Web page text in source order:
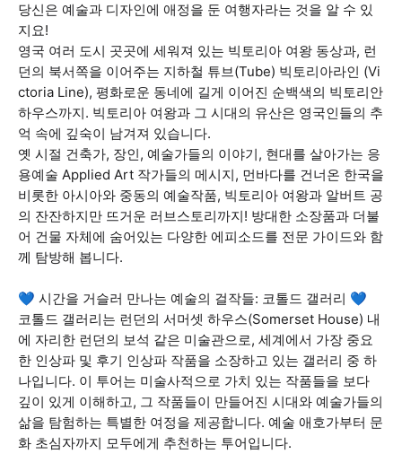
당신은 예술과 디자인에 애정을 둔 여행자라는 것을 알 수 있
지요!
영국 여러 도시 곳곳에 세워져 있는 빅토리아 여왕 동상과, 런
던의 북서쪽을 이어주는 지하철 튜브(Tube) 빅토리아라인 (Vi
ctoria Line), 평화로운 동네에 길게 이어진 순백색의 빅토리안
하우스까지. 빅토리아 여왕과 그 시대의 유산은 영국인들의 추
억 속에 깊숙이 남겨져 있습니다.
옛 시절 건축가, 장인, 예술가들의 이야기, 현대를 살아가는 응
용예술 Applied Art 작가들의 메시지, 먼바다를 건너온 한국을
비롯한 아시아와 중동의 예술작품, 빅토리아 여왕과 알버트 공
의 잔잔하지만 뜨거운 러브스토리까지! 방대한 소장품과 더불
어 건물 자체에 숨어있는 다양한 에피소드를 전문 가이드와 함
께 탐방해 봅니다.
💙 시간을 거슬러 만나는 예술의 걸작들: 코톨드 갤러리 💙
코톨드 갤러리는 런던의 서머셋 하우스(Somerset House) 내
에 자리한 런던의 보석 같은 미술관으로, 세계에서 가장 중요
한 인상파 및 후기 인상파 작품을 소장하고 있는 갤러리 중 하
나입니다. 이 투어는 미술사적으로 가치 있는 작품들을 보다
깊이 있게 이해하고, 그 작품들이 만들어진 시대와 예술가들의
삶을 탐험하는 특별한 여정을 제공합니다. 예술 애호가부터 문
화 초심자까지 모두에게 추천하는 투어입니다.